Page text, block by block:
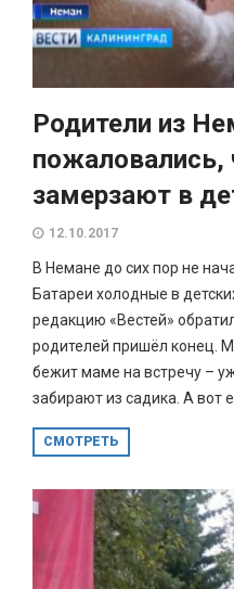
Родители из
пожаловались,
замерзают в
12.10.2017
В Немане до сих пор не
Батареи холодные в
редакцию «Вестей»
родителей пришёл конец.
бежит маме на встречу –
забирают из садика. А вот
СМОТРЕТЬ